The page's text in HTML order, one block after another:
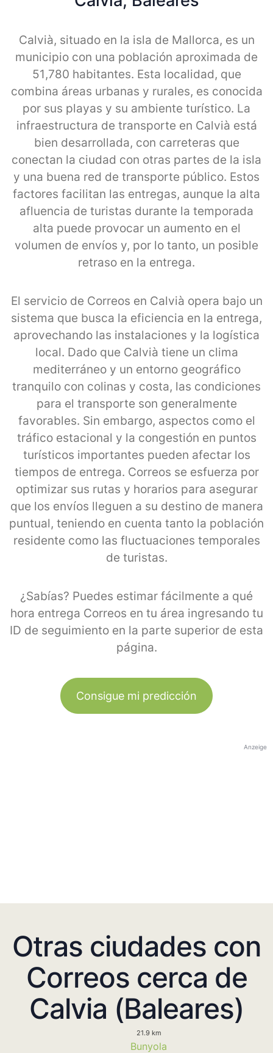
Calvià, situado en la isla de Mallorca, es un
municipio con una población aproximada de
51,780 habitantes. Esta localidad, que
combina áreas urbanas y rurales, es conocida
por sus playas y su ambiente turístico. La
infraestructura de transporte en Calvià está
bien desarrollada, con carreteras que
conectan la ciudad con otras partes de la isla
y una buena red de transporte público. Estos
factores facilitan las entregas, aunque la alta
afluencia de turistas durante la temporada
alta puede provocar un aumento en el
volumen de envíos y, por lo tanto, un posible
retraso en la entrega.
El servicio de Correos en Calvià opera bajo un
sistema que busca la eficiencia en la entrega,
aprovechando las instalaciones y la logística
local. Dado que Calvià tiene un clima
mediterráneo y un entorno geográfico
tranquilo con colinas y costa, las condiciones
para el transporte son generalmente
favorables. Sin embargo, aspectos como el
tráfico estacional y la congestión en puntos
turísticos importantes pueden afectar los
tiempos de entrega. Correos se esfuerza por
optimizar sus rutas y horarios para asegurar
que los envíos lleguen a su destino de manera
puntual, teniendo en cuenta tanto la población
residente como las fluctuaciones temporales
de turistas.
¿Sabías? Puedes estimar fácilmente a qué
hora entrega Correos en tu área ingresando tu
ID de seguimiento en la parte superior de esta
página.
Consigue mi predicción
Anzeige
Otras ciudades con
Correos cerca de
Calvia (Baleares)
21.9 km
Bunyola